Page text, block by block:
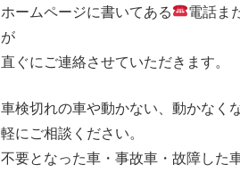
ホームページに書いてある
電話ま
が
直ぐにご連絡させていただきます。
車検切れの車や動かない、動かなく
軽にご相談ください。
不要となった車・事故車・故障した